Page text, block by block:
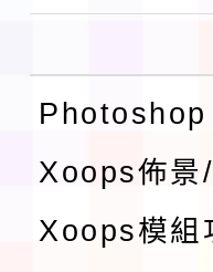
Photoshop
Xoops佈景
Xoops模組